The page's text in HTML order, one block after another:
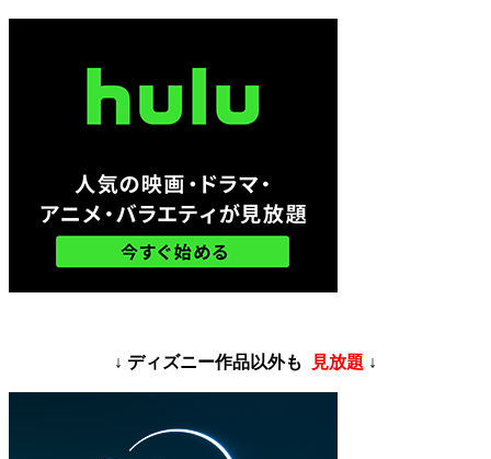
↓ ディズニー作品以外も 見放題 ↓